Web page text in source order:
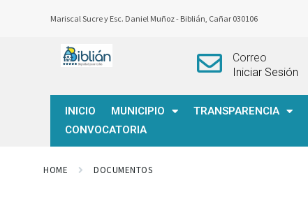
Mariscal Sucre y Esc. Daniel Muñoz - Biblián, Cañar 030106
Correo
Iniciar Sesión
INICIO MUNICIPIO TRANSPARENCIA
CONVOCATORIA
HOME DOCUMENTOS